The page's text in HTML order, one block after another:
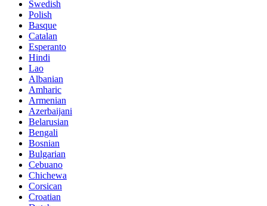
Swedish
Polish
Basque
Catalan
Esperanto
Hindi
Lao
Albanian
Amharic
Armenian
Azerbaijani
Belarusian
Bengali
Bosnian
Bulgarian
Cebuano
Chichewa
Corsican
Croatian